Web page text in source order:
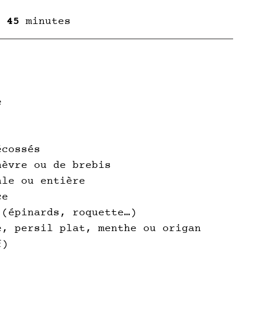
45 minutes
ou de brebis
ou entière
(épinards, roquette…)
persil plat, menthe ou origan